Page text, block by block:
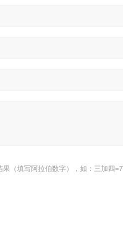
果（填写阿拉伯数字），如：三加四=7